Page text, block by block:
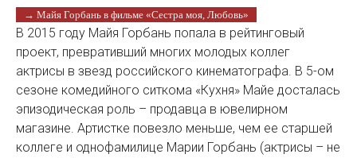
→ Майя Горбань в фильме «Сестра моя, Любовь»
В 2015 году Майя Горбань попала в рейтинговый
проект, превративший многих молодых коллег
актрисы в звезд российского кинематографа. В 5-ом
сезоне комедийного ситкома «Кухня» Майе досталась
эпизодическая роль – продавца в ювелирном
магазине. Артистке повезло меньше, чем ее старшей
коллеге и однофамилице Марии Горбань (актрисы – не